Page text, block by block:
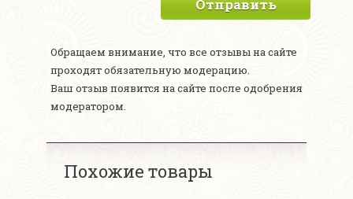
Отправить
Обращаем внимание, что все отзывы на сайте
проходят обязательную модерацию.
Ваш отзыв появится на сайте после одобрения
модератором.
Похожие товары